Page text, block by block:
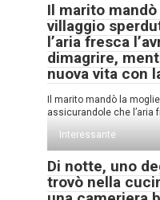
Il marito
villaggio
l’aria fresca
dimagrire,
nuova vita con
Il marito mandò la
assicurandole che l’aria
Interessante
Di notte, uno
trovò nella